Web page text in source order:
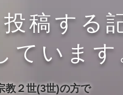
稿する
ています
教２世(3世)の方で